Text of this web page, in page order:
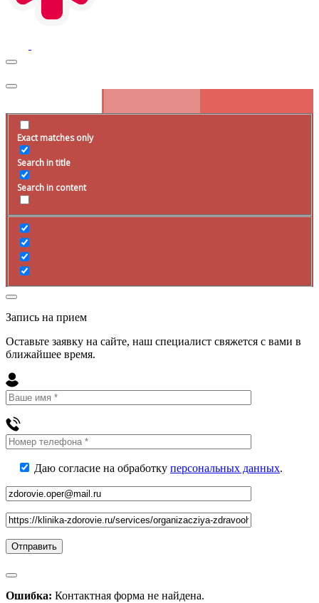
Exact matches only
Search in title
Search in content
Запись на прием
Оставьте заявку на сайте, наш специалист свяжется с вами в
ближайшее время.
Даю согласие на обработку персональных данных.
Ошибка: Контактная форма не найдена.